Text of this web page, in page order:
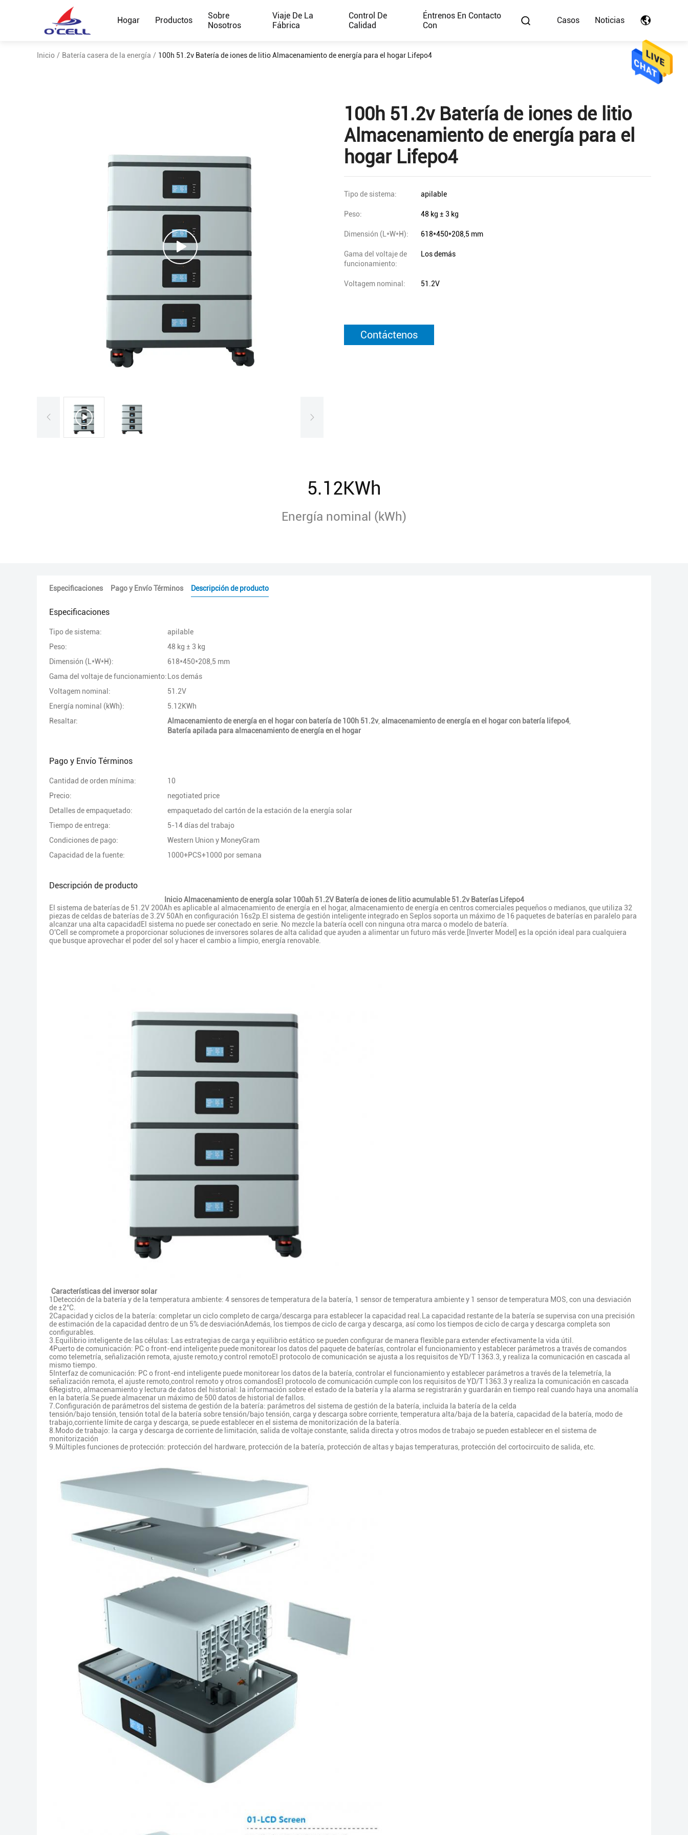
Hogar Productos
Sobre
Nosotros
Viaje De La
Fábrica
Control De
Calidad
Éntrenos En Contacto
Con
Casos Noticias
Inicio / Batería casera de la energía / 100h 51.2v Batería de iones de litio Almacenamiento de energía para el hogar Lifepo4
100h 51.2v Batería de iones de litio
Almacenamiento de energía para el
hogar Lifepo4
Tipo de sistema: apilable
Peso: 48 kg ± 3 kg
Dimensión (L*W*H): 618*450*208,5 mm
Gama del voltaje de
funcionamiento:
Los demás
Voltagem nominal: 51.2V
Contáctenos
5.12KWh
Energía nominal (kWh)
Especificaciones Pago y Envío Términos Descripción de producto
Especificaciones
Tipo de sistema:
apilable
Peso:
48 kg ± 3 kg
Dimensión (L*W*H):
618*450*208,5 mm
Gama del voltaje de funcionamiento:
Los demás
Voltagem nominal:
51.2V
Energía nominal (kWh):
5.12KWh
Resaltar:
Almacenamiento de energía en el hogar con batería de 100h 51.2v, almacenamiento de energía en el hogar con batería lifepo4
Batería apilada para almacenamiento de energía en el hogar
Pago y Envío Términos
Cantidad de orden mínima:
10
Precio:
negotiated price
Detalles de empaquetado:
empaquetado del cartón de la estación de la energía solar
Tiempo de entrega:
5-14 días del trabajo
Condiciones de pago:
Western Union y MoneyGram
Capacidad de la fuente:
1000+PCS+1000 por semana
Descripción de producto
Inicio Almacenamiento de energía solar 100ah 51.2V Batería de iones de litio acumulable 51.2v Baterías Lifepo4
El sistema de baterías de 51.2V 200Ah es aplicable al almacenamiento de energía en el hogar, almacenamiento de energía en centros comerciales pequeños o medianos, que utiliza 32
piezas de celdas de baterías de 3.2V 50Ah en configuración 16s2p.El sistema de gestión inteligente integrado en Seplos soporta un máximo de 16 paquetes de baterías en paralelo para
alcanzar una alta capacidadEl sistema no puede ser conectado en serie. No mezcle la batería ocell con ninguna otra marca o modelo de batería.
O'Cell se compromete a proporcionar soluciones de inversores solares de alta calidad que ayuden a alimentar un futuro más verde.[Inverter Model] es la opción ideal para cualquiera
que busque aprovechar el poder del sol y hacer el cambio a limpio, energía renovable.
Características del inversor solar
1Detección de la batería y de la temperatura ambiente: 4 sensores de temperatura de la batería, 1 sensor de temperatura ambiente y 1 sensor de temperatura MOS, con una desviación
de ±2°C.
2Capacidad y ciclos de la batería: completar un ciclo completo de carga/descarga para establecer la capacidad real.La capacidad restante de la batería se supervisa con una precisión
de estimación de la capacidad dentro de un 5% de desviaciónAdemás, los tiempos de ciclo de carga y descarga, así como los tiempos de ciclo de carga y descarga completa son
configurables.
3.Equilibrio inteligente de las células: Las estrategias de carga y equilibrio estático se pueden configurar de manera flexible para extender efectivamente la vida útil.
4Puerto de comunicación: PC o front-end inteligente puede monitorear los datos del paquete de baterías, controlar el funcionamiento y establecer parámetros a través de comandos
como telemetría, señalización remota, ajuste remoto,y control remotoEl protocolo de comunicación se ajusta a los requisitos de YD/T 1363.3, y realiza la comunicación en cascada al
mismo tiempo.
5Interfaz de comunicación: PC o front-end inteligente puede monitorear los datos de la batería, controlar el funcionamiento y establecer parámetros a través de la telemetría, la
señalización remota, el ajuste remoto,control remoto y otros comandosEl protocolo de comunicación cumple con los requisitos de YD/T 1363.3 y realiza la comunicación en cascada
6Registro, almacenamiento y lectura de datos del historial: la información sobre el estado de la batería y la alarma se registrarán y guardarán en tiempo real cuando haya una anomalía
en la batería.Se puede almacenar un máximo de 500 datos de historial de fallos.
7.Configuración de parámetros del sistema de gestión de la batería: parámetros del sistema de gestión de la batería, incluida la batería de la celda
tensión/bajo tensión, tensión total de la batería sobre tensión/bajo tensión, carga y descarga sobre corriente, temperatura alta/baja de la batería, capacidad de la batería, modo de
trabajo,corriente límite de carga y descarga, se puede establecer en el sistema de monitorización de la batería.
8.Modo de trabajo: la carga y descarga de corriente de limitación, salida de voltaje constante, salida directa y otros modos de trabajo se pueden establecer en el sistema de
monitorización
9.Múltiples funciones de protección: protección del hardware, protección de la batería, protección de altas y bajas temperaturas, protección del cortocircuito de salida, etc.